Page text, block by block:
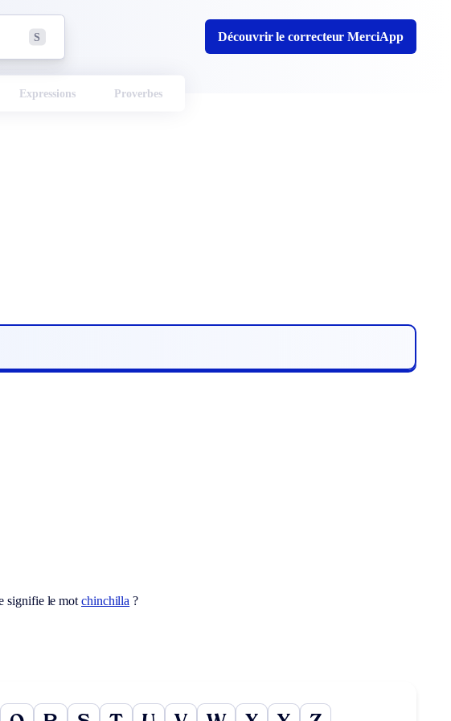
S Découvrir le correcteur MerciApp
Expressions Proverbes
signifie le mot chinchilla ?